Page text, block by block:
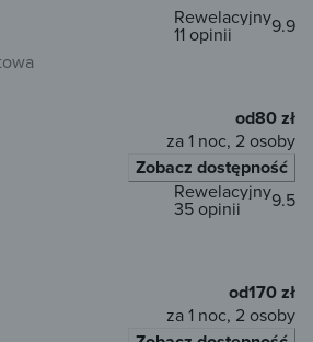
9.9
Rewelacyjny
11 opinii
od80 zł
za 1 noc, 2 osoby
Zobacz dostępność
9.5
Rewelacyjny
35 opinii
od170 zł
za 1 noc, 2 osoby